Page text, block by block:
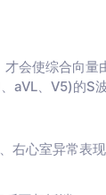
会使综合向量
aVL、V5)的S波
心室异常表现